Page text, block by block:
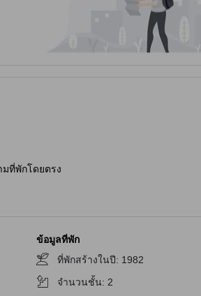
ที่พักโดยตรง
ข้อมูลที่พัก
ที่พักสร้างในปี: 1982
จำนวนชั้น:2